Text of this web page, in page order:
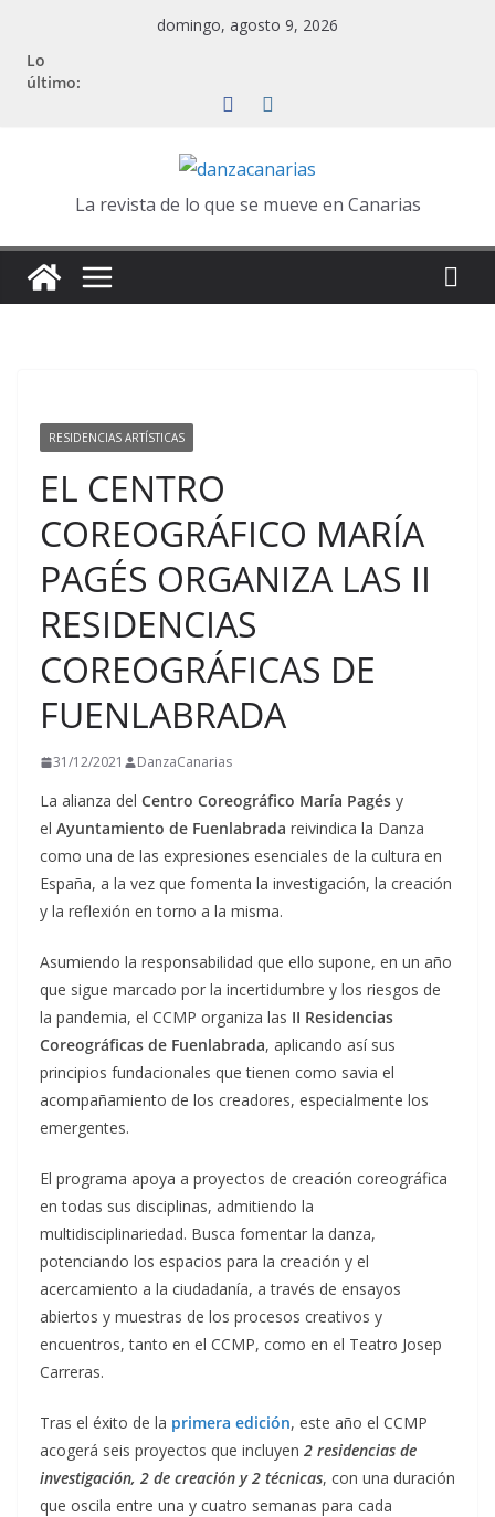
contenido
domingo, agosto 9, 2026
Lo
último:
La revista de lo que se mueve en Canarias
RESIDENCIAS ARTÍSTICAS
EL CENTRO
COREOGRÁFICO MARÍA
PAGÉS ORGANIZA LAS II
RESIDENCIAS
COREOGRÁFICAS DE
FUENLABRADA
31/12/2021 DanzaCanarias
La alianza del Centro Coreográfico María Pagés y
el Ayuntamiento de Fuenlabrada reivindica la Danza
como una de las expresiones esenciales de la cultura en
España, a la vez que fomenta la investigación, la creación
y la reflexión en torno a la misma.
Asumiendo la responsabilidad que ello supone, en un año
que sigue marcado por la incertidumbre y los riesgos de
la pandemia, el CCMP organiza las II Residencias
Coreográficas de Fuenlabrada, aplicando así sus
principios fundacionales que tienen como savia el
acompañamiento de los creadores, especialmente los
emergentes.
El programa apoya a proyectos de creación coreográfica
en todas sus disciplinas, admitiendo la
multidisciplinariedad. Busca fomentar la danza,
potenciando los espacios para la creación y el
acercamiento a la ciudadanía, a través de ensayos
abiertos y muestras de los procesos creativos y
encuentros, tanto en el CCMP, como en el Teatro Josep
Carreras.
Tras el éxito de la primera edición, este año el CCMP
acogerá seis proyectos que incluyen 2 residencias de
investigación, 2 de creación y 2 técnicas, con una duración
que oscila entre una y cuatro semanas para cada